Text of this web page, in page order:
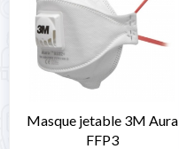
Masque jetable 3M Aura
FFP3